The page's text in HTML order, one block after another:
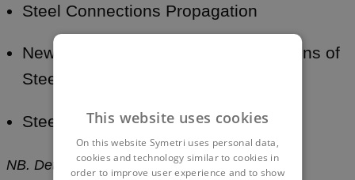
Steel Connections Propagation
New Features for Tags and Dimensions of
Steel Elements
Steel Connections Grouping
NB. Dette er et opptak fra BIM-timen.
This website uses cookies
On this website Symetri uses personal data,
cookies and technology similar to cookies in
order to improve user experience and to show